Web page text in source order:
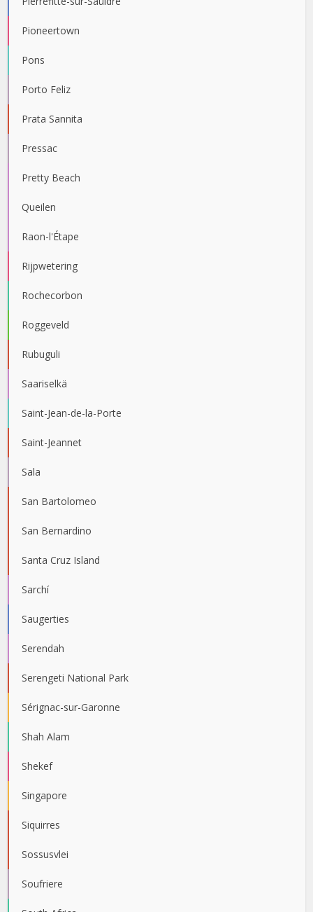
Pioneertown
Pons
Porto Feliz
Prata Sannita
Pressac
Pretty Beach
Queilen
Raon-l'Étape
Rijpwetering
Rochecorbon
Roggeveld
Rubuguli
Saariselkä
Saint-Jean-de-la-Porte
Saint-Jeannet
Sala
San Bartolomeo
San Bernardino
Santa Cruz Island
Sarchí
Saugerties
Serendah
Serengeti National Park
Sérignac-sur-Garonne
Shah Alam
Shekef
Singapore
Siquirres
Sossusvlei
Soufriere